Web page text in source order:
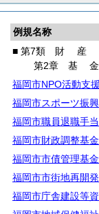
例規名称
■ 第7類 財 産
第2章 基金
福岡市NPO活動支
福岡市スポーツ振
福岡市職員退職手
福岡市財政調整基
福岡市市債管理基
福岡市市街地再開
福岡市庁舎建設等